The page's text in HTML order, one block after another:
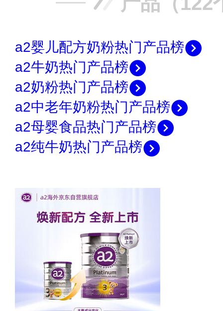
a2婴儿配方奶粉热门产品榜
a2牛奶热门产品榜
a2奶粉热门产品榜
a2中老年奶粉热门产品榜
a2母婴食品热门产品榜
a2纯牛奶热门产品榜